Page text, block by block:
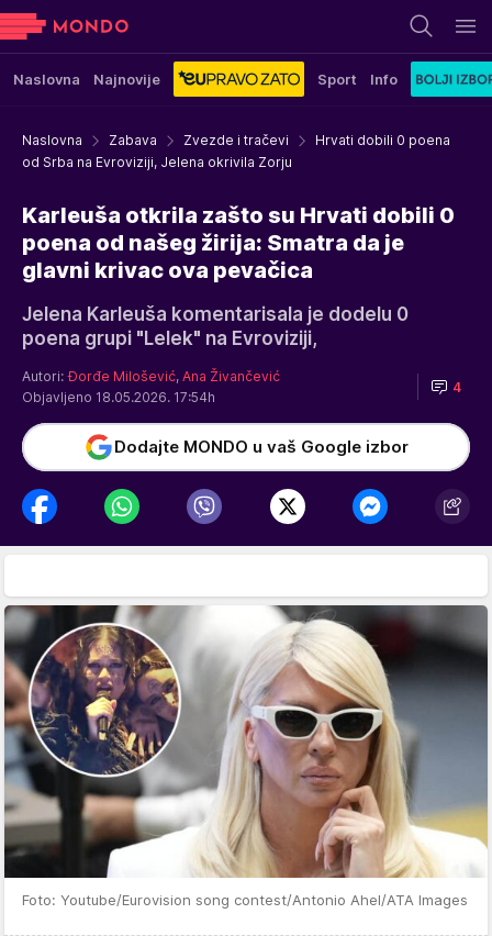
Naslovna Najnovije Sport Info
Naslovna Zabava Zvezde i tračevi
Hrvati dobili 0 poena
od Srba na Evroviziji, Jelena okrivila Zorju
Karleuša otkrila zašto su Hrvati dobili 0
poena od našeg žirija: Smatra da je
glavni krivac ova pevačica
Jelena Karleuša komentarisala je dodelu 0
poena grupi "Lelek" na Evroviziji,
Autori: Đorđe Milošević, Ana Živančević
Objavljeno 18.05.2026. 17:54h
4
Dodajte MONDO u vaš Google izbor
Foto: Youtube/Eurovision song contest/Antonio Ahel/ATA Images